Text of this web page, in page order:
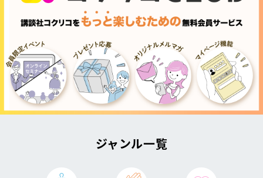
ジャンル一覧